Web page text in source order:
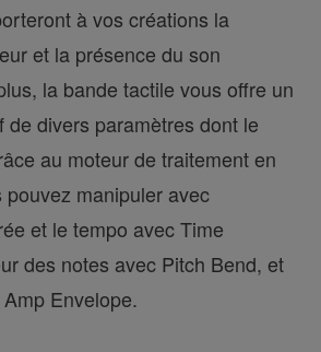
à vos créations la
et la présence du son
la bande tactile vous offre un
de divers paramètres dont le
au moteur de traitement en
manipuler avec
et le tempo avec Time
des notes avec Pitch Bend, et
Envelope.